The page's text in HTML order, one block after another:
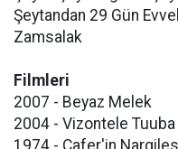
Şeytandan 29 Gün
Zamsalak
Filmleri
2007 - Beyaz Melek
2004 - Vizontele Tuuba
1974 - Cafer'in